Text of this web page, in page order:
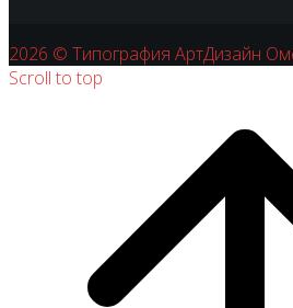
2026 © Типография АртДизайн
Scroll to top